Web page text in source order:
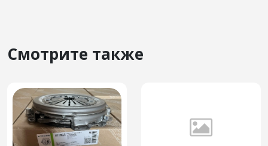
Смотрите также